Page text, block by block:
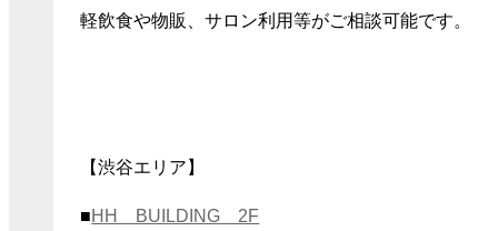
軽飲食や物販、サロン利用等がご相談可能です。
【渋谷エリア】
■HH BUILDING 2F